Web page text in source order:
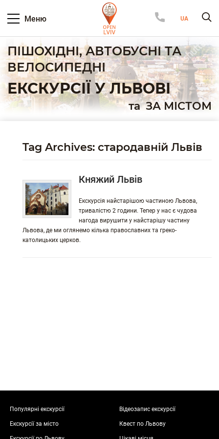
Меню
ПІШОХІДНІ, АВТОБУСНІ ТА
ВЕЛОСИПЕДНІ
ЕКСКУРСІЇ У ЛЬВОВІ
таЗА МІСТОМ
Tag Archives: стародавній Львів
Княжий Львів
Екскурсія найстарішою частиною Львова,
тривалістю 2 години. Тепер у нас є чудова
нагода вирушити у найстарішу частину
Львова, де ми оглянемо кілька православних та греко-
католицьких церков.
Популярні екскурсії
Екскурсії за місто
Відеозапис екскурсії
Квест по Львову